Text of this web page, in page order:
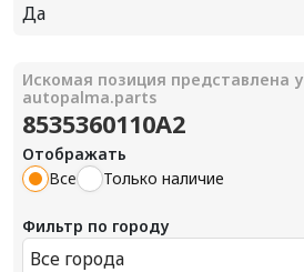
Да
Искомая позиция представлена у
autopalma.parts
8535360110A2
Отображать
Все
Только наличие
Фильтр по городу
Все города